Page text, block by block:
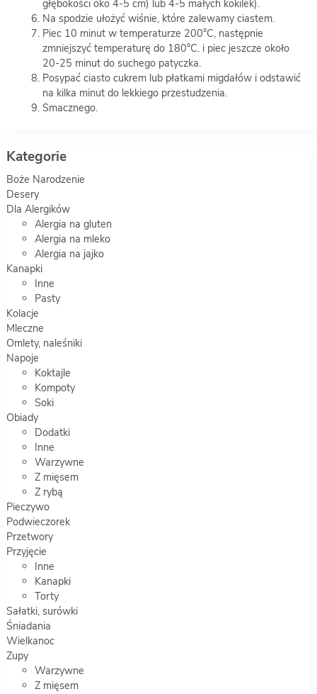
głębokości oko 4-5 cm) lub 4-5 małych kokilek).
Na spodzie ułożyć wiśnie, które zalewamy ciastem.
Piec 10 minut w temperaturze 200°C, następnie
zmniejszyć temperaturę do 180°C. i piec jeszcze około
20-25 minut do suchego patyczka.
Posypać ciasto cukrem lub płatkami migdałów i odstawić
na kilka minut do lekkiego przestudzenia.
Smacznego.
Kategorie
Boże Narodzenie
Desery
Dla Alergików
Alergia na gluten
Alergia na mleko
Alergia na jajko
Kanapki
Inne
Pasty
Kolacje
Mleczne
Omlety, naleśniki
Napoje
Koktajle
Kompoty
Soki
Obiady
Dodatki
Inne
Warzywne
Z mięsem
Z rybą
Pieczywo
Podwieczorek
Przetwory
Przyjęcie
Inne
Kanapki
Torty
Sałatki, surówki
Śniadania
Wielkanoc
Zupy
Warzywne
Z mięsem